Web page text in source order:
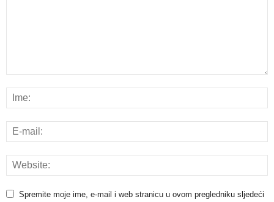
Spremite moje ime, e-mail i web stranicu u ovom pregledniku sljedeći